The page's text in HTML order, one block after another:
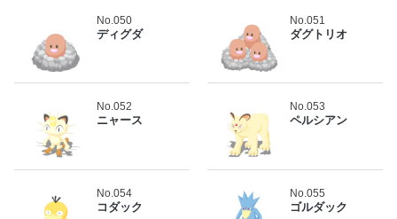
No.050
ディグダ
No.051
ダグトリオ
No.052
ニャース
No.053
ペルシアン
No.054
コダック
No.055
ゴルダック